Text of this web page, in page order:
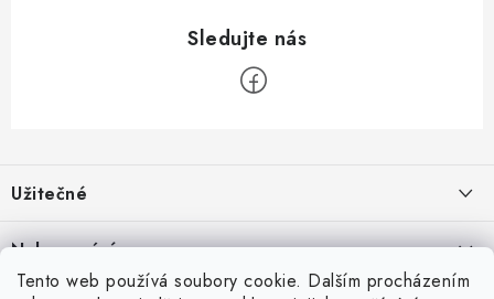
Tento web používá soubory cookie. Dalším procházením
p
a
Užitečné
Kontakt
Věrnostní program
Nakupování
Jak nakupovat